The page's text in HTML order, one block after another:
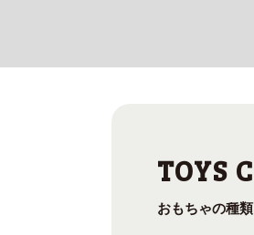
おもちゃの種類